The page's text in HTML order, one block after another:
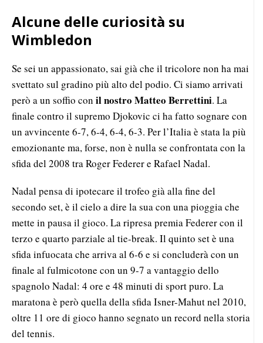
Alcune delle curiosità su
Wimbledon
Se sei un appassionato, sai già che il tricolore non ha mai
svettato sul gradino più alto del podio. Ci siamo arrivati
però a un soffio con il nostro Matteo Berrettini. La
finale contro il supremo Djokovic ci ha fatto sognare con
un avvincente 6-7, 6-4, 6-4, 6-3. Per l’Italia è stata la più
emozionante ma, forse, non è nulla se confrontata con la
sfida del 2008 tra Roger Federer e Rafael Nadal.
Nadal pensa di ipotecare il trofeo già alla fine del
secondo set, è il cielo a dire la sua con una pioggia che
mette in pausa il gioco. La ripresa premia Federer con il
terzo e quarto parziale al tie-break. Il quinto set è una
sfida infuocata che arriva al 6-6 e si concluderà con un
finale al fulmicotone con un 9-7 a vantaggio dello
spagnolo Nadal: 4 ore e 48 minuti di sport puro. La
maratona è però quella della sfida Isner-Mahut nel 2010,
oltre 11 ore di gioco hanno segnato un record nella storia
del tennis.